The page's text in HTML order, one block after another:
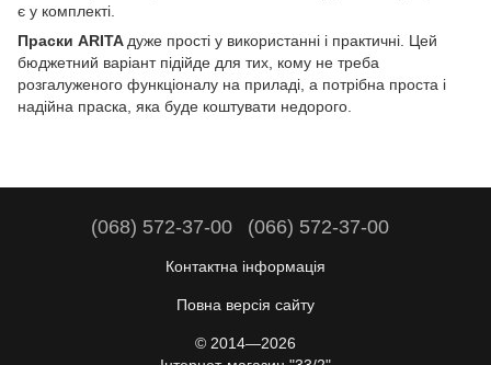
є у комплекті.
Праски ARITA дуже прості у використанні і практичні. Цей
бюджетний варіант підійде для тих, кому не треба
розгалуженого функціоналу на приладі, а потрібна проста і
надійна праска, яка буде коштувати недорого.
(068) 572-37-00 (066) 572-37-00
Контактна інформація
Повна версія сайту
© 2014—2026